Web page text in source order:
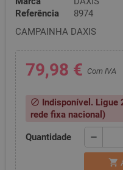
Referência
8974
CAMPAINHA DAXIS
79,98 € Com IVA
block Indisponível. Ligue
rede fixa nacional)
Quantidade remove
shopping_cart